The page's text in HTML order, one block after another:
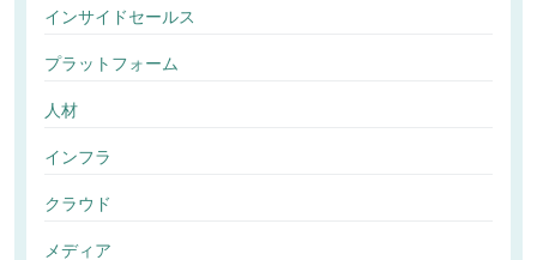
インサイドセールス
プラットフォーム
人材
インフラ
クラウド
メディア